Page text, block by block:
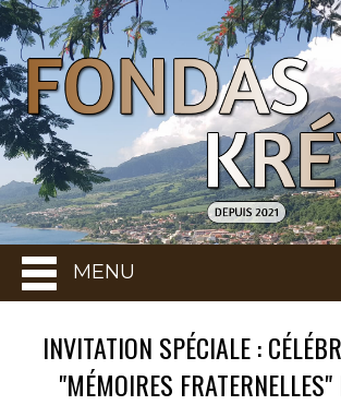
MENU
INVITATION SPÉCIALE :
"MÉMOIRES FRATERNELLES"